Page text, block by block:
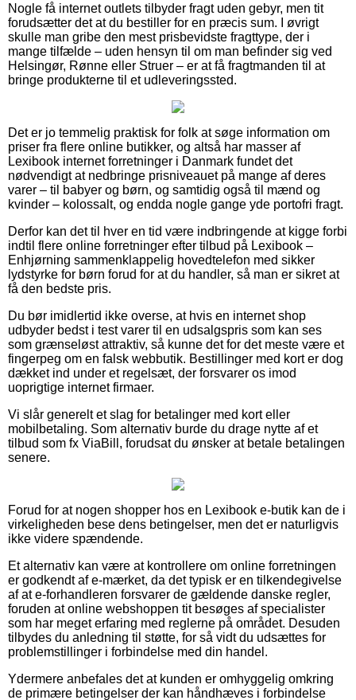
Nogle få internet outlets tilbyder fragt uden gebyr, men tit
forudsætter det at du bestiller for en præcis sum. I øvrigt
skulle man gribe den mest prisbevidste fragttype, der i
mange tilfælde – uden hensyn til om man befinder sig ved
Helsingør, Rønne eller Struer – er at få fragtmanden til at
bringe produkterne til et udleveringssted.
Det er jo temmelig praktisk for folk at søge information om
priser fra flere online butikker, og altså har masser af
Lexibook internet forretninger i Danmark fundet det
nødvendigt at nedbringe prisniveauet på mange af deres
varer – til babyer og børn, og samtidig også til mænd og
kvinder – kolossalt, og endda nogle gange yde portofri fragt.
Derfor kan det til hver en tid være indbringende at kigge forbi
indtil flere online forretninger efter tilbud på Lexibook –
Enhjørning sammenklappelig hovedtelefon med sikker
lydstyrke for børn forud for at du handler, så man er sikret at
få den bedste pris.
Du bør imidlertid ikke overse, at hvis en internet shop
udbyder bedst i test varer til en udsalgspris som kan ses
som grænseløst attraktiv, så kunne det for det meste være et
fingerpeg om en falsk webbutik. Bestillinger med kort er dog
dækket ind under et regelsæt, der forsvarer os imod
uoprigtige internet firmaer.
Vi slår generelt et slag for betalinger med kort eller
mobilbetaling. Som alternativ burde du drage nytte af et
tilbud som fx ViaBill, forudsat du ønsker at betale betalingen
senere.
Forud for at nogen shopper hos en Lexibook e-butik kan de i
virkeligheden bese dens betingelser, men det er naturligvis
ikke videre spændende.
Et alternativ kan være at kontrollere om online forretningen
er godkendt af e-mærket, da det typisk er en tilkendegivelse
af at e-forhandleren forsvarer de gældende danske regler,
foruden at online webshoppen tit besøges af specialister
som har meget erfaring med reglerne på området. Desuden
tilbydes du anledning til støtte, for så vidt du udsættes for
problemstillinger i forbindelse med din handel.
Ydermere anbefales det at kunden er omhyggelig omkring
de primære betingelser der kan håndhæves i forbindelse